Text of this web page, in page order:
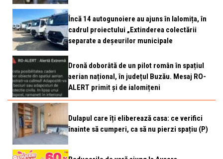
Încă 14 autogunoiere au ajuns în Ialomița, în
cadrul proiectului „Extinderea colectării
separate a deșeurilor municipale
Dronă doborâtă de un pilot român în spațiul
aerian național, în județul Buzău. Mesaj RO-
ALERT primit și de ialomițeni
Dulapul care îți eliberează casa: ce verifici
înainte să cumperi, ca să nu pierzi spațiu (P)